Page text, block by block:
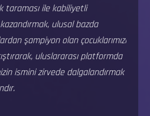
taraması ile kabiliyetli
kazandırmak, ulusal bazda
şampiyon olan çocuklarımızı
uluslararası platformda
ismini zirvede dalgalandırmak